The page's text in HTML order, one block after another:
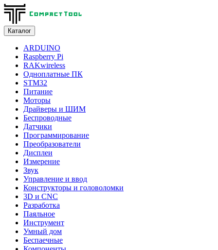
Каталог
ARDUINO
Raspberry Pi
RAKwireless
Одноплатные ПК
STM32
Питание
Моторы
Драйверы и ШИМ
Беспроводные
Датчики
Программирование
Преобразователи
Дисплеи
Измерение
Звук
Управление и ввод
Конструкторы и головоломки
3D и CNC
Разработка
Паяльное
Инструмент
Умный дом
Беспаечные